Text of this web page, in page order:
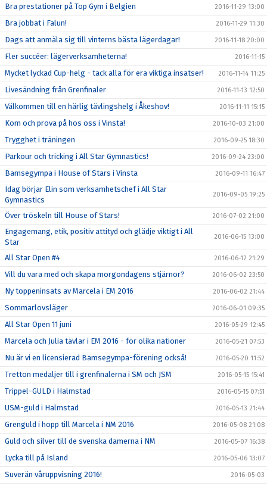
Bra prestationer på Top Gym i Belgien 2016-11-29 13:00
Bra jobbat i Falun! 2016-11-29 11:30
Dags att anmäla sig till vinterns bästa lägerdagar! 2016-11-18 20:00
Fler succéer: lägerverksamheterna! 2016-11-15
Mycket lyckad Cup-helg - tack alla för era viktiga insatser! 2016-11-14 11:25
Livesändning från Grenfinaler 2016-11-13 12:50
Välkommen till en härlig tävlingshelg i Åkeshov! 2016-11-11 15:15
Kom och prova på hos oss i Vinsta! 2016-10-03 21:00
Trygghet i träningen 2016-09-25 18:30
Parkour och tricking i All Star Gymnastics! 2016-09-24 23:00
Bamsegympa i House of Stars i Vinsta 2016-09-11 16:47
Idag börjar Elin som verksamhetschef i All Star
Gymnastics
2016-09-05 19:25
Över tröskeln till House of Stars! 2016-07-02 21:00
Engagemang, etik, positiv attityd och glädje viktigt i All
Star
2016-06-15 13:00
All Star Open #4 2016-06-12 21:29
Vill du vara med och skapa morgondagens stjärnor? 2016-06-02 23:50
Ny toppeninsats av Marcela i EM 2016 2016-06-02 21:44
Sommarlovsläger 2016-06-01 09:35
All Star Open 11 juni 2016-05-29 12:45
Marcela och Julia tävlar i EM 2016 - för olika nationer 2016-05-21 07:53
Nu är vi en licensierad Bamsegympa-förening också! 2016-05-20 11:52
Tretton medaljer till i grenfinalerna i SM och JSM 2016-05-15 15:41
Trippel-GULD i Halmstad 2016-05-15 07:51
USM-guld i Halmstad 2016-05-13 21:44
Grenguld i hopp till Marcela i NM 2016 2016-05-08 21:08
Guld och silver till de svenska damerna i NM 2016-05-07 16:38
Lycka till på Island 2016-05-06 13:07
Suverän våruppvisning 2016! 2016-05-03